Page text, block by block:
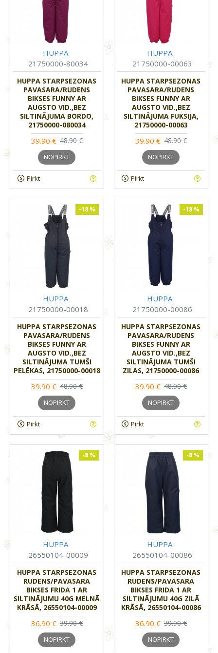
HUPPA
21750000-80034
HUPPA STARPSEZONAS
PAVASARA/RUDENS
BIKSES FUNNY AR
AUGSTO VID.,BEZ
SILTINĀJUMA BORDO,
21750000-080034
39.90 € 48.90 €
NOPIRKT
Pirkt
HUPPA
21750000-00063
HUPPA STARPSEZONAS
PAVASARA/RUDENS
BIKSES FUNNY AR
AUGSTO VID.,BEZ
SILTINĀJUMA FUKSIJA,
21750000-00063
39.90 € 48.90 €
NOPIRKT
Pirkt
-18 %
HUPPA
21750000-00018
HUPPA STARPSEZONAS
PAVASARA/RUDENS
BIKSES FUNNY AR
AUGSTO VID.,BEZ
SILTINĀJUMA TUMŠI
PELĒKAS, 21750000-00018
39.90 € 48.90 €
NOPIRKT
Pirkt
-18 %
HUPPA
21750000-00086
HUPPA STARPSEZONAS
PAVASARA/RUDENS
BIKSES FUNNY AR
AUGSTO VID.,BEZ
SILTINĀJUMA TUMŠI
ZILAS, 21750000-00086
39.90 € 48.90 €
NOPIRKT
Pirkt
-8 %
HUPPA
26550104-00009
HUPPA STARPSEZONAS
RUDENS/PAVASARA
BIKSES FRIDA 1 AR
SILTINĀJUMU 40G MELNĀ
KRĀSĀ, 26550104-00009
36.90 € 39.90 €
NOPIRKT
-8 %
HUPPA
26550104-00086
HUPPA STARPSEZONAS
RUDENS/PAVASARA
BIKSES FRIDA 1 AR
SILTINĀJUMU 40G ZILĀ
KRĀSĀ, 26550104-00086
36.90 € 39.90 €
NOPIRKT